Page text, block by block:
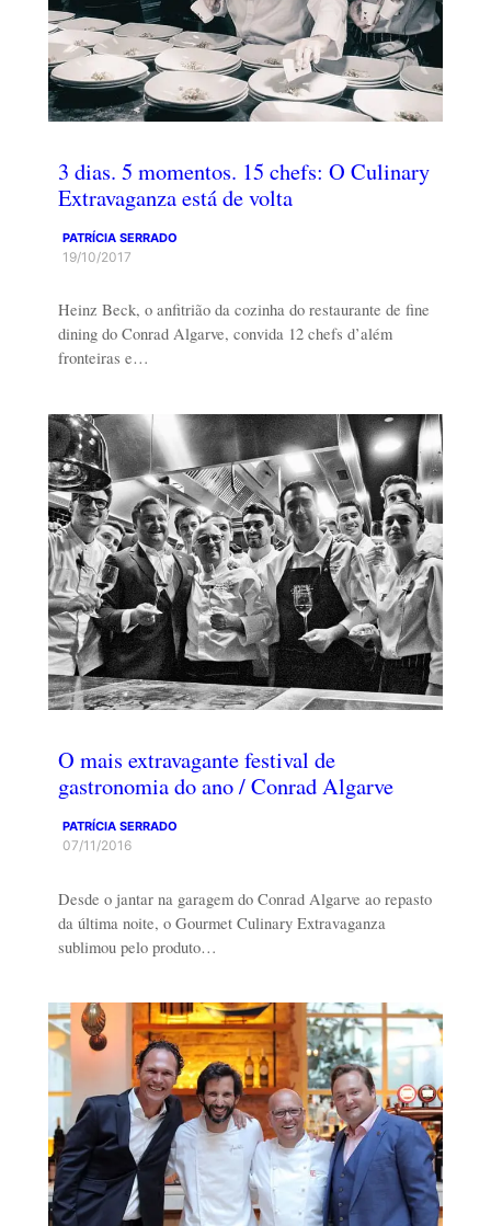
3 dias. 5 momentos. 15 chefs: O Culinary
Extravaganza está de volta
PATRÍCIA SERRADO
19/10/2017
Heinz Beck, o anfitrião da cozinha do restaurante de fine
dining do Conrad Algarve, convida 12 chefs d’além
fronteiras e…
O mais extravagante festival de
gastronomia do ano / Conrad Algarve
PATRÍCIA SERRADO
07/11/2016
Desde o jantar na garagem do Conrad Algarve ao repasto
da última noite, o Gourmet Culinary Extravaganza
sublimou pelo produto…